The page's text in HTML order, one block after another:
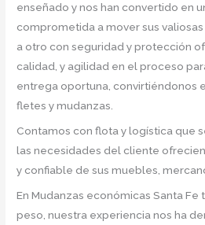
enseñado y nos han convertido en
comprometida a mover sus
a otro con seguridad y protección
calidad, y agilidad en el proceso
entrega oportuna, convirtiéndonos
fletes y mudanzas.
Contamos con flota y logística que
las necesidades del cliente
y confiable de sus muebles,
En Mudanzas económicas Santa Fe
peso, nuestra experiencia nos ha